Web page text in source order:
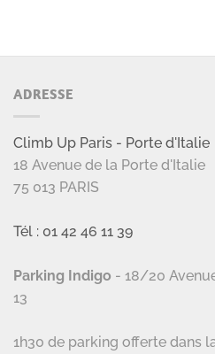
ADRESSE
Climb Up Paris - Porte d'Italie
18 Avenue de la Porte d'Italie
75 013 PARIS
Tél : 01 42 46 11 39
Parking Indigo - 18/20
13
1h30 de parking offerte dans